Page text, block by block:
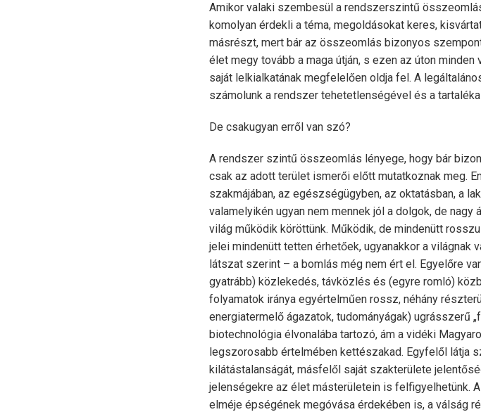
Amikor valaki szembesül a rendszerszintű
komolyan érdekli a téma, megoldásokat keres,
másrészt, mert bár az összeomlás bizonyos
élet megy tovább a maga útján, s ezen az úton
saját lelkialkatának megfelelően oldja fel. A
számolunk a rendszer tehetetlenségével és a
De csakugyan erről van szó?
A rendszer szintű összeomlás lényege, hogy bár
csak az adott terület ismerői előtt mutatkoznak meg.
szakmájában, az egészségügyben, az oktatásban, a
valamelyikén ugyan nem mennek jól a dolgok, de
világ működik köröttünk. Működik, de mindenütt
jelei mindenütt tetten érhetőek, ugyanakkor a
látszat szerint – a bomlás még nem ért el. Egyelőre
gyatrább) közlekedés, távközlés és (egyre romló)
folyamatok iránya egyértelműen rossz, néhány
energiatermelő ágazatok, tudományágak) ugrásszerű
biotechnológia élvonalába tartozó, ám a vidéki
legszorosabb értelmében kettészakad. Egyfelől látja
kilátástalanságát, másfelől saját szakterülete
jelenségekre az élet másterületein is felfigyelhetünk.
elméje épségének megóvása érdekében is, a válság